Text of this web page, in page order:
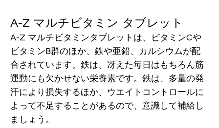
A-Z マルチビタミン タブレット
A-Z マルチビタミンタブレットは、ビタミンCや
ビタミンB群のほか、鉄や亜鉛、カルシウムが配
合されています。鉄は、冴えた毎日はもちろん筋
運動にも欠かせない栄養素です。鉄は、多量の発
汗により損失するほか、ウエイトコントロールに
よって不足することがあるので、意識して補給し
ましょう。